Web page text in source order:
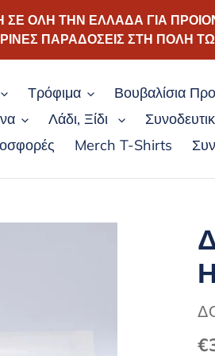
ΟΛΗ ΤΗΝ ΕΛΛΑΔΑ ΓΙΑ
ΠΑΡΑΔΟΣΕΙΣ ΣΤΗ ΠΟΛΗ
Τρόφιμα
Βουβαλίσια
Λάδι, Ξίδι
Merch T-Shirts